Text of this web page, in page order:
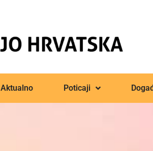
Aktualno Poticaji